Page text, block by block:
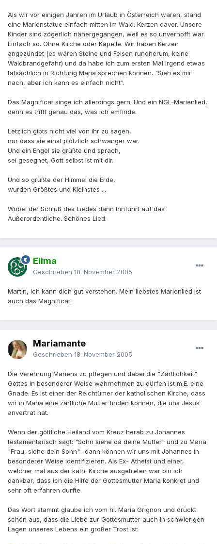
Als wir vor einigen Jahren im Urlaub in Österreich waren, stand
eine Marienstatue einfach mitten im Wald. Kerzen davor. Unsere
Kinder sind zögerlich nähergegangen, weil es so unverhofft war.
Einfach so. Ohne Kirche oder Kapelle. Wir haben Kerzen
angezündet (es wären Steine und Felsen rundherum, keine
Waldbrandgefahr) und da habe ich zum ersten Mal irgend etwas
tatsächlich in Richtung Maria sprechen können. "Sieh es mir
nach, aber ich kann es einfach nicht".
Das Magnificat singe ich allerdings gern. Und ein NGL-Marienlied,
denn es trifft genau das, was ich emfinde.
Letzlich gibts nicht viel von ihr zu sagen,
nur dass sie einst plötzlich schwanger war.
Und ein Engel sie grüßte und sprach,
sei gesegnet, Gott selbst ist mit dir.
Und so grüßte der Himmel die Erde,
wurden Größtes und Kleinstes ...
Wobei der Schluß des Liedes dann hinführt auf das
Außerordentliche. Schönes Lied.
Elima
Geschrieben 18. November 2005
Martin, ich kann dich gut verstehen. Mein liebstes Marienlied ist
auch das Magnificat.
Mariamante
Geschrieben 18. November 2005
Die Verehrung Mariens zu pflegen und dabei die "Zärtlichkeit"
Gottes in besonderer Weise wahrnehmen zu dürfen ist m.E. eine
Gnade. Es ist einer der Reichtümer der katholischen Kirche, dass
wir in Maria eine zärtliche Mutter finden können, die uns Jesus
anvertrat hat.
Wenn der göttliche Heiland vom Kreuz herab zu Johannes
testamentarisch sagt: "Sohn siehe da deine Mutter" und zu Maria:
"Frau, siehe dein Sohn"- dann können wir uns mit Johannes in
besonderer Weise identifizieren. Als Ex- Atheist und einer,
welcher mal aus der kath. Kirche ausgetreten war bin ich
dankbar, dass ich die Hilfe der Gottesmutter Maria konkret und
sehr oft erfahren durfte.
Das Wort stammt glaube ich vom hl. Maria Grignon und drückt
schön aus, dass die Liebe zur Gottesmutter auch in schwierigen
Lagen unseres Lebens ein großer Trost ist: